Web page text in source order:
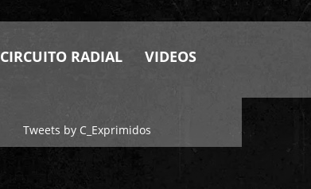
CIRCUITO RADIAL VIDEOS
Tweets by C_Exprimidos